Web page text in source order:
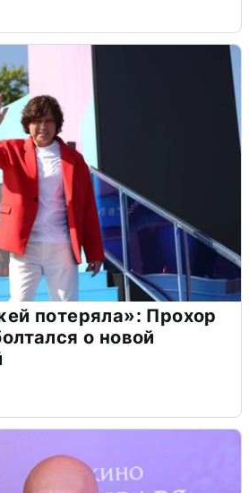
потеряла»: Прохор
о новой